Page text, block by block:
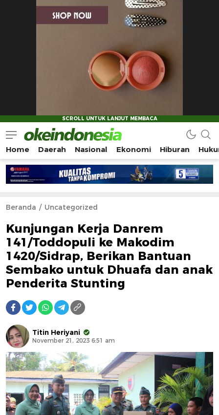
Okeindonesia.Online
Mengonlinekan Indonesia Secara Utuh
Home Daerah Nasional Ekonomi Hiburan
Beranda Uncategorized
Kunjungan Kerja Danrem
141/Toddopuli ke Makodim
1420/Sidrap, Berikan Bantuan
Sembako untuk Dhuafa dan anak
Penderita Stunting
Titin Heriyani
November 21, 2023 6:51 am